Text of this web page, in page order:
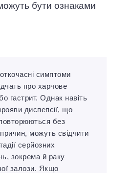
бути ознаками
симптоми
про харчове
гастрит. Однак навіть
диспепсії, що
без
можуть свідчити
серйозних
зокрема й раку
залози. Якщо